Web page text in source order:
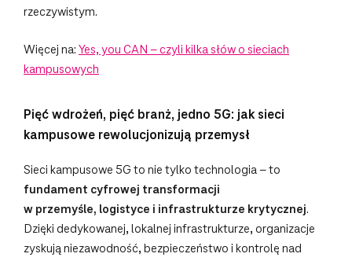
rzeczywistym.
Więcej na: Yes, you CAN – czyli kilka słów o sieciach
kampusowych
Pięć wdrożeń, pięć branż, jedno 5G: jak sieci
kampusowe rewolucjonizują przemysł
Sieci kampusowe 5G to nie tylko technologia – to
fundament cyfrowej transformacji
w przemyśle, logistyce i infrastrukturze krytycznej.
Dzięki dedykowanej, lokalnej infrastrukturze, organizacje
zyskują niezawodność, bezpieczeństwo i kontrolę nad